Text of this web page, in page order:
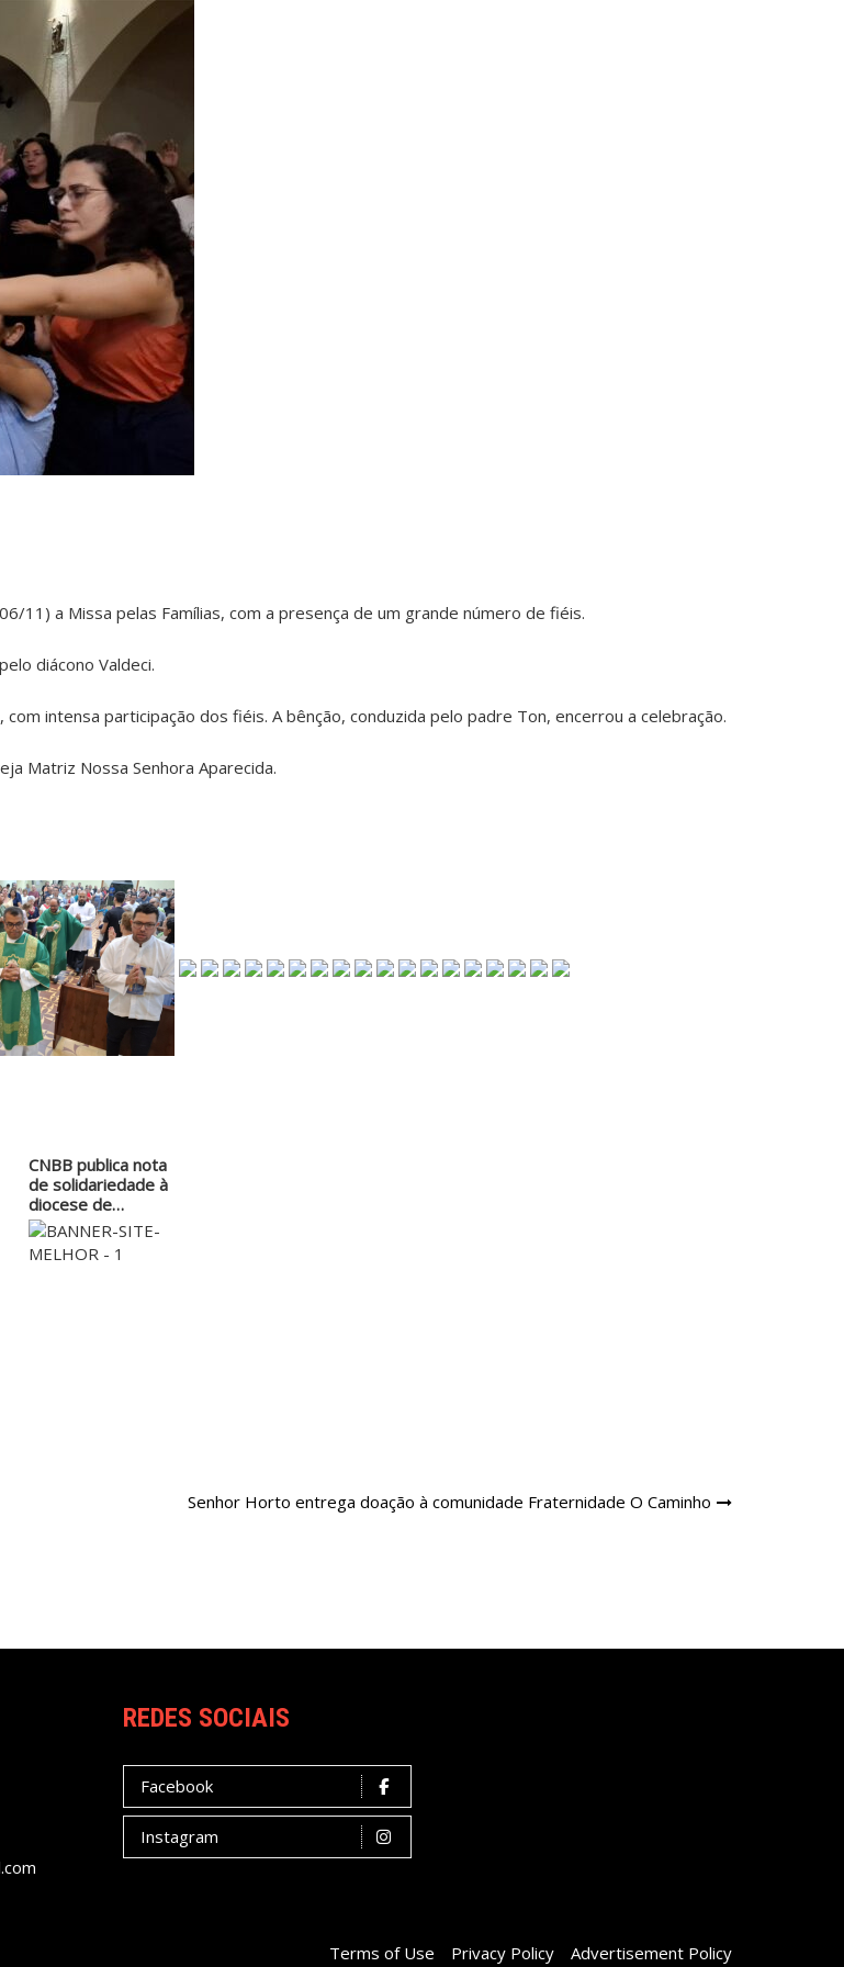
11) a Missa pelas Famílias, com a presença de um grande número de fiéis.
diácono Valdeci.
intensa participação dos fiéis. A bênção, conduzida pelo padre Ton, encerrou a celebração.
Matriz Nossa Senhora Aparecida.
CNBB publica nota
de solidariedade à
diocese de…
Senhor Horto entrega doação à comunidade Fraternidade O Caminho
REDES SOCIAIS
Facebook
Instagram
Terms of Use Privacy Policy Advertisement Policy